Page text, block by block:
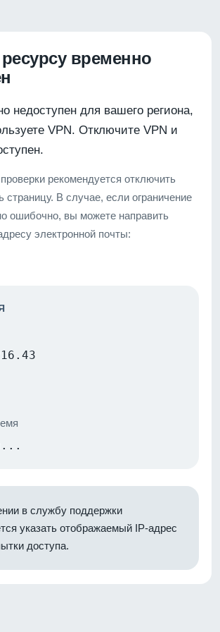
временно
недоступен для вашего региона,
VPN. Отключите VPN и
рекомендуется отключить
страницу. В случае, если ограничение
ошибочно, вы можете направить
электронной почты:
в службу поддержки
указать отображаемый IP-адрес
доступа.